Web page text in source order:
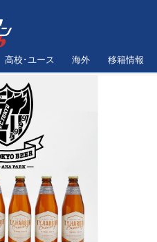
高校･ユース 海外 移籍情報